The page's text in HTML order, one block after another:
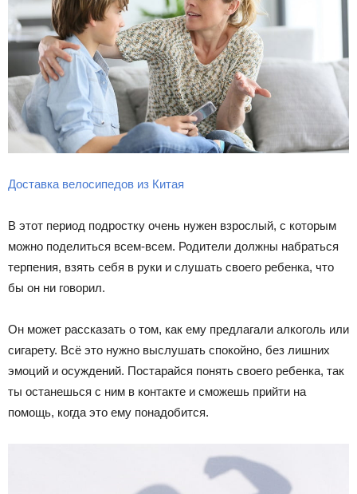
Доставка велосипедов из Китая
В этот период подростку очень нужен взрослый, с которым
можно поделиться всем-всем. Родители должны набраться
терпения, взять себя в руки и слушать своего ребенка, что
бы он ни говорил.
Он может рассказать о том, как ему предлагали алкоголь или
сигарету. Всё это нужно выслушать спокойно, без лишних
эмоций и осуждений. Постарайся понять своего ребенка, так
ты останешься с ним в контакте и сможешь прийти на
помощь, когда это ему понадобится.